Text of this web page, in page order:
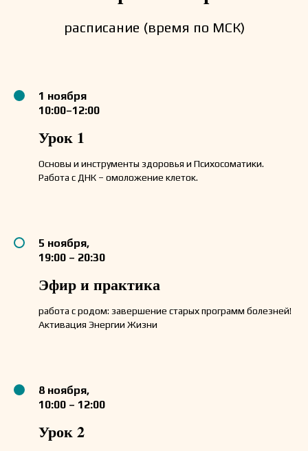
расписание (время по МСК)
1 ноября
10:00–12:00
Урок 1
Основы и инструменты здоровья и Психосоматики.
Работа с ДНК – омоложение клеток.
5 ноября,
19:00 – 20:30
Эфир и практика
работа с родом: завершение старых программ болезней!
Активация Энергии Жизни
8 ноября,
10:00 – 12:00
Урок 2